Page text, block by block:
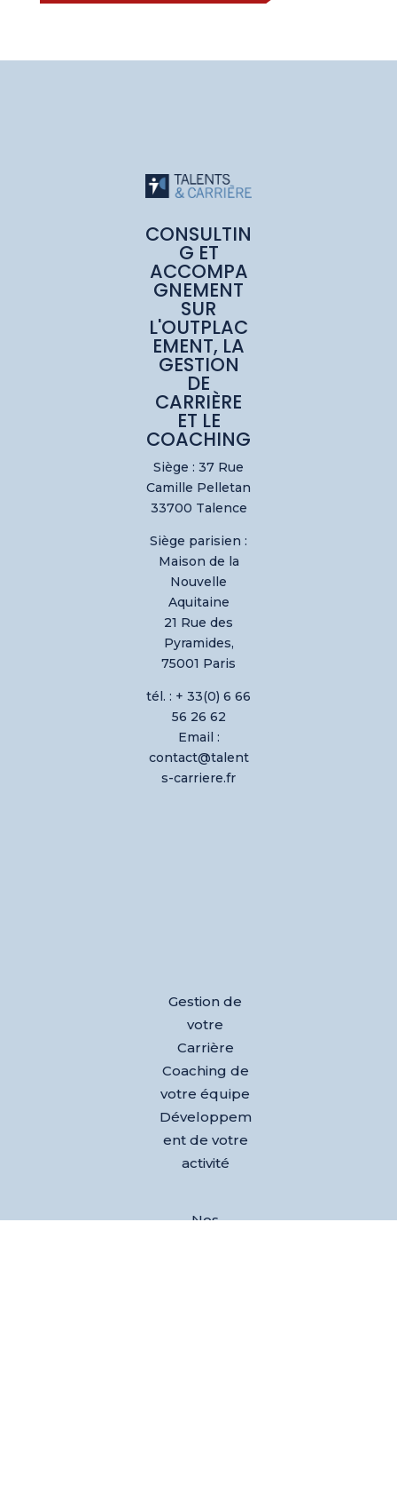
CONSULTIN
G ET
ACCOMPA
GNEMENT
SUR
L'OUTPLAC
EMENT, LA
GESTION
DE
CARRIÈRE
ET LE
COACHING
Siège : 37 Rue
Camille Pelletan
33700 Talence
Siège parisien :
Maison de la
Nouvelle
Aquitaine
21 Rue des
Pyramides,
75001 Paris
tél. : + 33(0) 6 66
56 26 62
Email :
contact@talent
s-carriere.fr
Gestion de
votre
Carrière
Coaching de
votre équipe
Développem
ent de votre
activité
Nos